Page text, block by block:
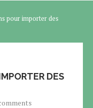
pour importer des
DES